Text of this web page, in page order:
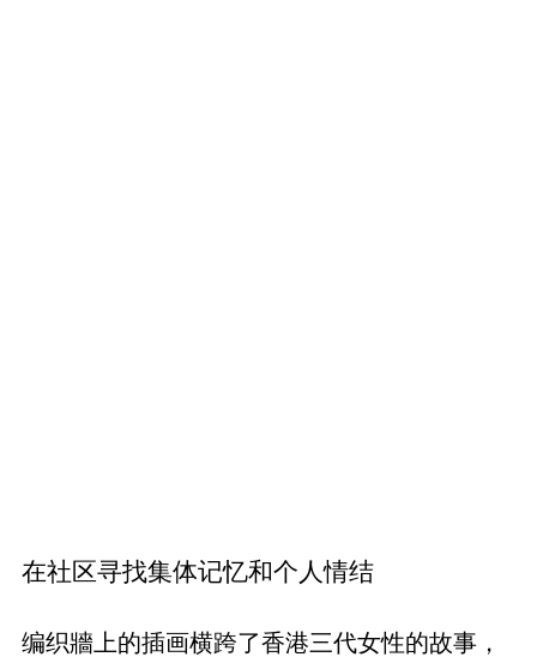
在社区寻找集体记忆和个人情结
编织牆上的插画横跨了香港三代女性的故事，